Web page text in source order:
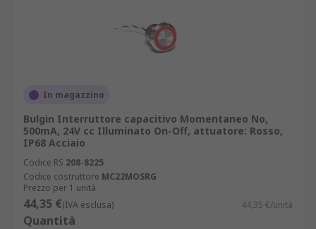
In magazzino
Bulgin Interruttore capacitivo Momentaneo No,
500mA, 24V cc Illuminato On-Off, attuatore: Rosso,
IP68 Acciaio
Codice RS 208-8225
Codice costruttore MC22MOSRG
Prezzo per 1 unità
44,35 €(IVA esclusa) 44,35 €/unità
Quantità